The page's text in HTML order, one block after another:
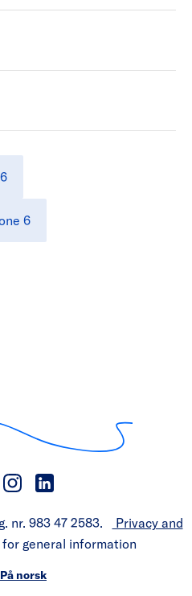
6
nr. 983 47 2583.
Privacy and
for general information
På norsk